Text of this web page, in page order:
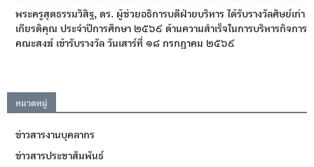
พระครูสุตธรรมวิสิฐ, ดร. ผู้ช่วยอธิการบดีฝ่ายบริหาร ได้รับรางวัลศิษย์เก่า
เกียรติคุณ ประจำปีการศึกษา ๒๕๖๙ ด้านความสำเร็จในการบริหารกิจการ
คณะสงฆ์ เข้ารับรางวัล วันเสาร์ที่ ๑๘ กรกฎาคม ๒๕๖๙
หมวดหมู่
ข่าวสารงานบุคลากร
ข่าวสารประชาสัมพันธ์